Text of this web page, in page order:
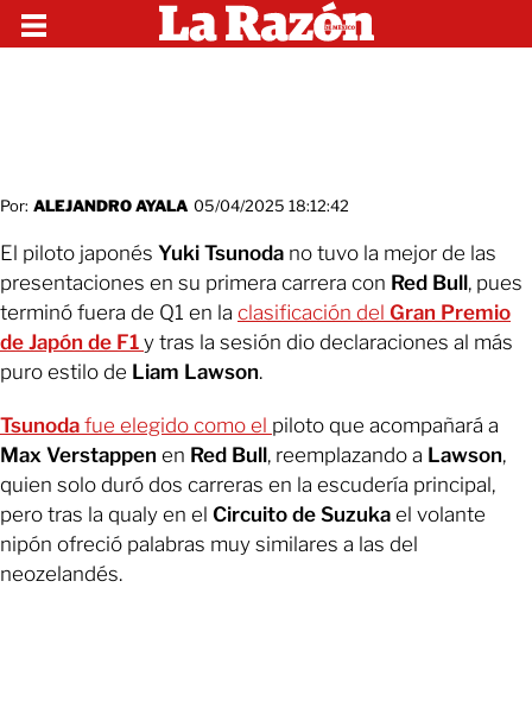
Por: ALEJANDRO AYALA 05/04/2025 18:12:42
El piloto japonés Yuki Tsunoda no tuvo la mejor de las
presentaciones en su primera carrera con Red Bull, pues
terminó fuera de Q1 en la clasificación del Gran Premio
de Japón de F1 y tras la sesión dio declaraciones al más
puro estilo de Liam Lawson.
Tsunoda fue elegido como el piloto que acompañará a
Max Verstappen en Red Bull, reemplazando a Lawson,
quien solo duró dos carreras en la escudería principal,
pero tras la qualy en el Circuito de Suzuka el volante
nipón ofreció palabras muy similares a las del
neozelandés.